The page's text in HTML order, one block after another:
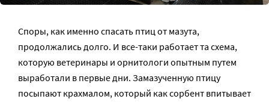
Споры, как именно спасать птиц от мазута,
продолжались долго. И все-таки работает та схема,
которую ветеринары и орнитологи опытным путем
выработали в первые дни. Замазученную птицу
посыпают крахмалом, который как сорбент впитывает